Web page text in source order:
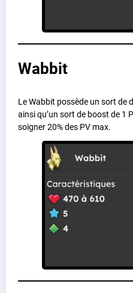
Wabbit
Le Wabbit possède un sort de
ainsi qu’un sort de boost de 1
soigner 20% des PV max.